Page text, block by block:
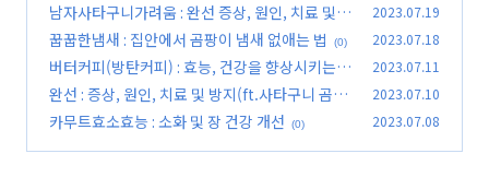
남자사타구니가려움 : 완선 증상, 원인, 치료 및
예방법
(0)
2023.07.19
꿉꿉한냄새 : 집안에서 곰팡이 냄새 없애는 법 (0) 2023.07.18
버터커피(방탄커피) : 효능, 건강을 향상시키는
방법
(0)
2023.07.11
완선 : 증상, 원인, 치료 및 방지(ft.사타구니 곰팡
이)
(0)
2023.07.10
카무트효소효능 : 소화 및 장 건강 개선 (0) 2023.07.08